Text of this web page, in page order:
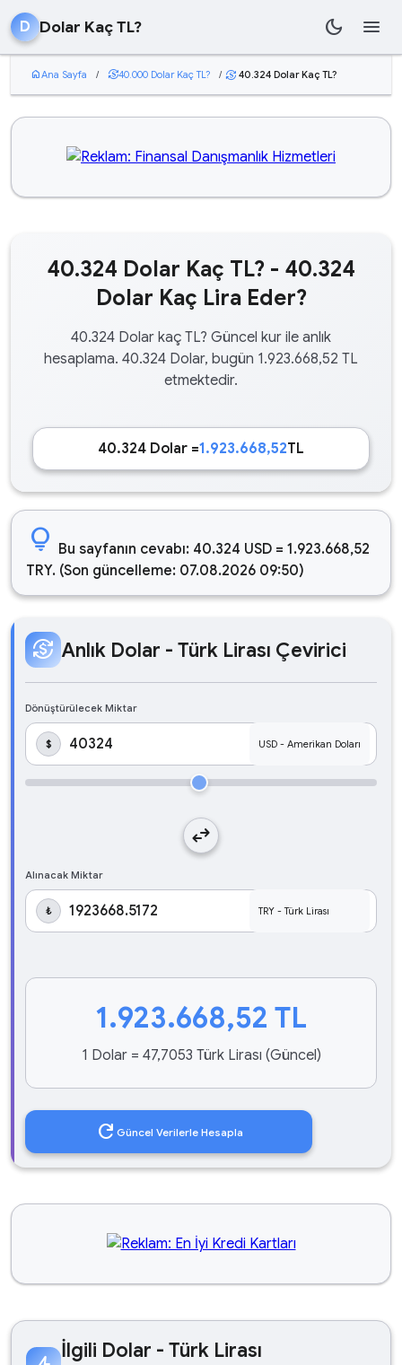
D Dolar Kaç TL? dark_mode menu
homeAna Sayfa / currency_exchange40.000 Dolar Kaç TL? / currency_exchange 40.324 Dolar Kaç TL?
40.324 Dolar Kaç TL? - 40.324
Dolar Kaç Lira Eder?
40.324 Dolar kaç TL? Güncel kur ile anlık
hesaplama. 40.324 Dolar, bugün 1.923.668,52 TL
etmektedir.
40.324 Dolar =1.923.668,52TL
lightbulb Bu sayfanın cevabı: 40.324 USD = 1.923.668,52
TRY. (Son güncelleme: 07.08.2026 09:50)
currency_exchange Anlık Dolar - Türk Lirası Çevirici
Dönüştürülecek Miktar
$
swap_horiz
Alınacak Miktar
₺
1.923.668,52 TL
1 Dolar = 47,7053 Türk Lirası (Güncel)
refresh Güncel Verilerle Hesapla
İlgili Dolar - Türk Lirası